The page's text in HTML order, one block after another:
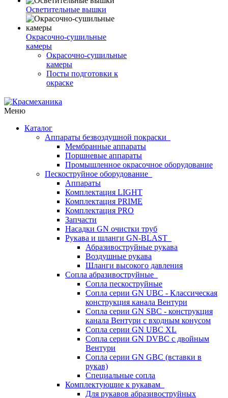
Осветительные вышки
Окрасочно-сушильные
камеры
Окрасочно-сушильные
камеры
Посты подготовки к
окраске
Меню
Каталог
Аппараты безвоздушной покраски
Мембранные аппараты
Поршневые аппараты
Промышленное окрасочное оборудование
Пескоструйное оборудование
Аппараты
Комплектация LIGHT
Комплектация PRIME
Комплектация PRO
Запчасти
Насадки GN очистки труб
Рукава и шланги GN-BLAST
Абразивоструйные рукава
Воздушные рукава
Шланги высокого давления
Сопла абразивоструйные
Сопла пескоструйные
Сопла серии GN UBC - Классическая
конструкция канала Вентури
Сопла серии GN SBC - конструкция
канала Вентури c входным конусом
Сопла серии GN UBC XL
Сопла серии GN DVBC с двойным
Вентури
Сопла серии GN GBC (вставки в
рукав)
Специальные сопла
Комплектующие к рукавам
Для рукавов абразивоструйных